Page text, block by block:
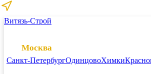
Витязь-Строй
Москва
Санкт-ПетербургОдинцовоХимки